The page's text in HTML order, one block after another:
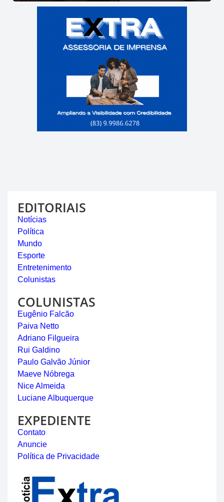
EDITORIAIS
Notícias
Política
Mundo
Esporte
Entretenimento
Colunistas
COLUNISTAS
Eugênio Falcão
Paiva Netto
Adriano Filgueira
Rui Galdino
Paulo Galvão Júnior
Maeve Nóbrega
Nice Almeida
Luciane Albuquerque
EXPEDIENTE
Contato
Anuncie
Política de Privacidade